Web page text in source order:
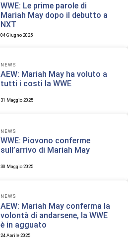
WWE: Le prime parole di
Mariah May dopo il debutto a
NXT
04 Giugno 2025
NEWS
AEW: Mariah May ha voluto a
tutti i costi la WWE
31 Maggio 2025
NEWS
WWE: Piovono conferme
sull’arrivo di Mariah May
30 Maggio 2025
NEWS
AEW: Mariah May conferma la
volontà di andarsene, la WWE
è in agguato
24 Aprile 2025